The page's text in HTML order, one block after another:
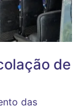
de
das